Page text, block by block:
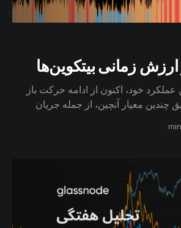
ارزش زمانی بیتکوین‌ها
عملکرد خود، اکنون از ادامه حرکت باز
چندین معیار آنچین، از جمله جریان
و اطمینان سرمایه‌گذاران را به ادامه